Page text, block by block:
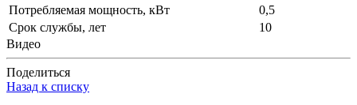
Потребляемая мощность, кВт
0,5
Срок службы, лет
10
Видео
Поделиться
Назад к списку